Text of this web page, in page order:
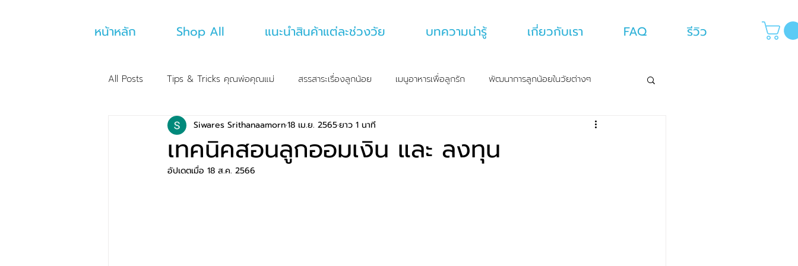
หน้าหลัก Shop All แนะนำสินค้าแต่ละช่วงวัย บทความน่ารู้ เกี่ยวกับเรา FAQ รีวิว
All Posts Tips & Tricks คุณพ่อคุณแม่ สรรสาระเรื่องลูกน้อย เมนูอาหารเพื่อลูกรัก พัฒนาการลูกน้อยในวัยต่างๆ
เทคนิคสอนลูกออมเงิน และ ลงทุน
Siwares Srithanaamorn18 เม.ย. 2565ยาว 1 นาที
อัปเดตเมื่อ 18 ส.ค. 2566